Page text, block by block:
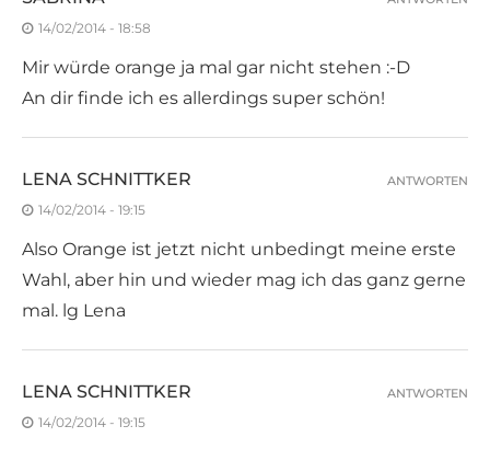
14/02/2014 - 18:58
Mir würde orange ja mal gar nicht stehen :-D
An dir finde ich es allerdings super schön!
LENA SCHNITTKER
14/02/2014 - 19:15
Also Orange ist jetzt nicht unbedingt meine erste
Wahl, aber hin und wieder mag ich das ganz gerne
mal. lg Lena
ANTWORTEN
LENA SCHNITTKER
14/02/2014 - 19:15
ANTWORTEN